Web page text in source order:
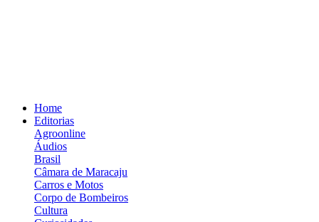
Home
Editorias
Agroonline
Áudios
Brasil
Câmara de Maracaju
Carros e Motos
Corpo de Bombeiros
Cultura